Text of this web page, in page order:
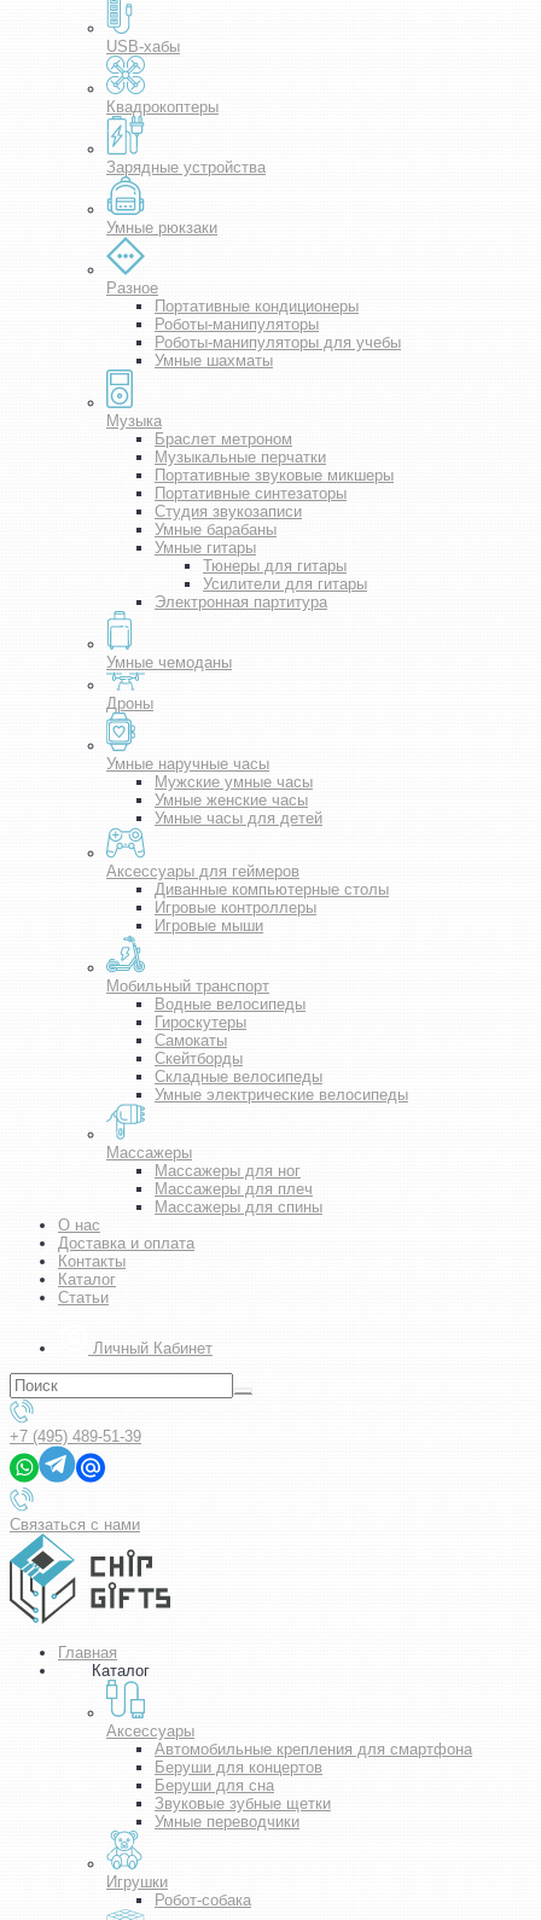
USB-хабы
Квадрокоптеры
Зарядные устройства
Умные рюкзаки
Разное
Портативные кондиционеры
Роботы-манипуляторы
Роботы-манипуляторы для учебы
Умные шахматы
Музыка
Браслет метроном
Музыкальные перчатки
Портативные звуковые микшеры
Портативные синтезаторы
Студия звукозаписи
Умные барабаны
Умные гитары
Тюнеры для гитары
Усилители для гитары
Электронная партитура
Умные чемоданы
Дроны
Умные наручные часы
Мужские умные часы
Умные женские часы
Умные часы для детей
Аксессуары для геймеров
Диванные компьютерные столы
Игровые контроллеры
Игровые мыши
Мобильный транспорт
Водные велосипеды
Гироскутеры
Самокаты
Скейтборды
Складные велосипеды
Умные электрические велосипеды
Массажеры
Массажеры для ног
Массажеры для плеч
Массажеры для спины
О нас
Доставка и оплата
Контакты
Каталог
Статьи
Личный Кабинет
+7 (495) 489-51-39
Связаться с нами
Главная
Каталог
Аксессуары
Автомобильные крепления для смартфона
Беруши для концертов
Беруши для сна
Звуковые зубные щетки
Умные переводчики
Игрушки
Робот-собака